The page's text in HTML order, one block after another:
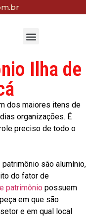
Ilha de
dos maiores itens de
organizações. É
preciso de todo o
são alumínio,
do fator de
patrimônio possuem
em que são
e em qual local